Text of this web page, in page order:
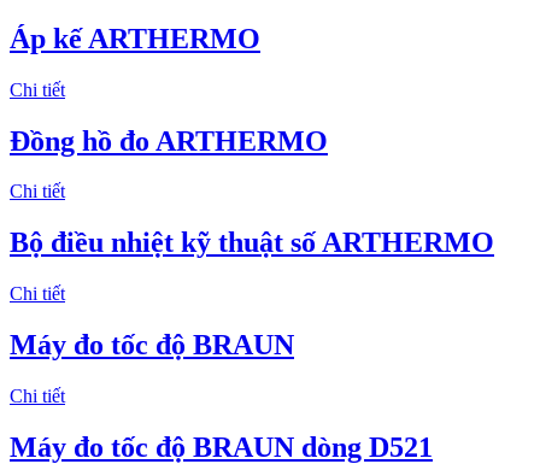
Áp kế ARTHERMO
Chi tiết
Đồng hồ đo ARTHERMO
Chi tiết
Bộ điều nhiệt kỹ thuật số ARTHERMO
Chi tiết
Máy đo tốc độ BRAUN
Chi tiết
Máy đo tốc độ BRAUN dòng D521